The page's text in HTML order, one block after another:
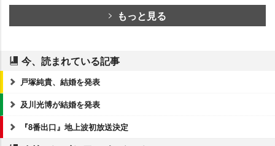
もっと見る
今、読まれている記事
戸塚純貴、結婚を発表
及川光博が結婚を発表
『8番出口』地上波初放送決定